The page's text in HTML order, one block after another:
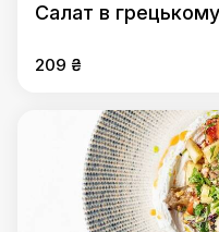
Салат в
209 ₴